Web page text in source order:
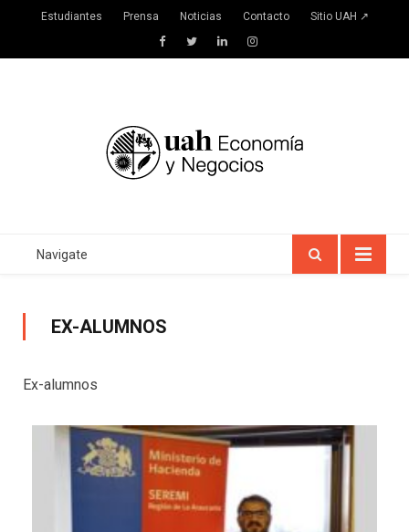
Estudiantes Prensa Noticias Contacto Sitio UAH ↗
FacebookTwitterLinkedInInstagram
Navigate
EX-ALUMNOS
Ex-alumnos